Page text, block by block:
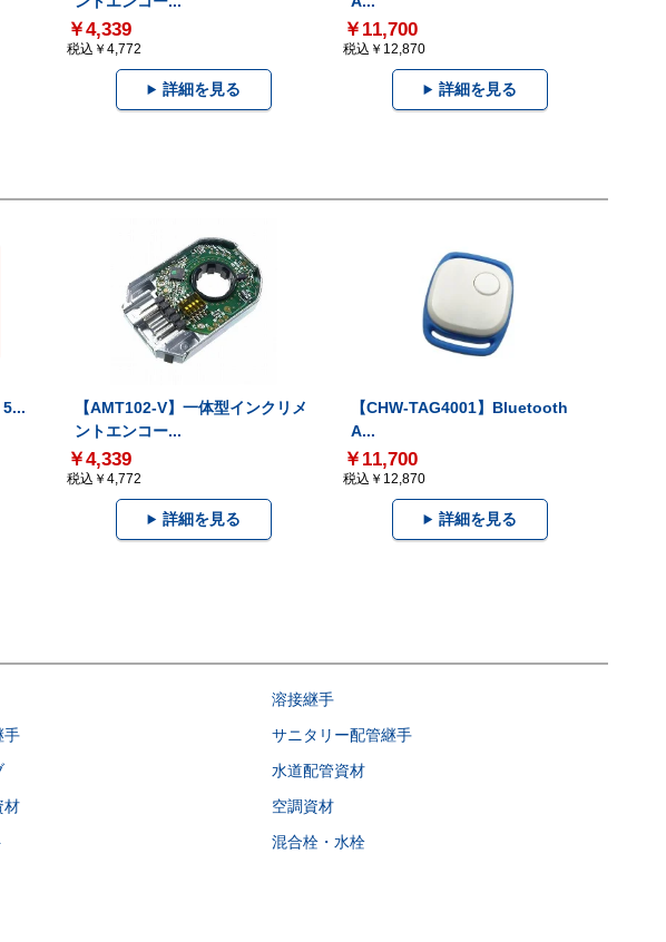
￥4,339
税込￥4,772
詳細を見る
￥11,700
税込￥12,870
詳細を見る
【AMT102-V】一体型インクリメ
ントエンコー...
￥4,339
税込￥4,772
詳細を見る
【CHW-TAG4001】Bluetooth
A...
￥11,700
税込￥12,870
詳細を見る
溶接継手
手
サニタリー配管継手
水道配管資材
材
空調資材
混合栓・水栓